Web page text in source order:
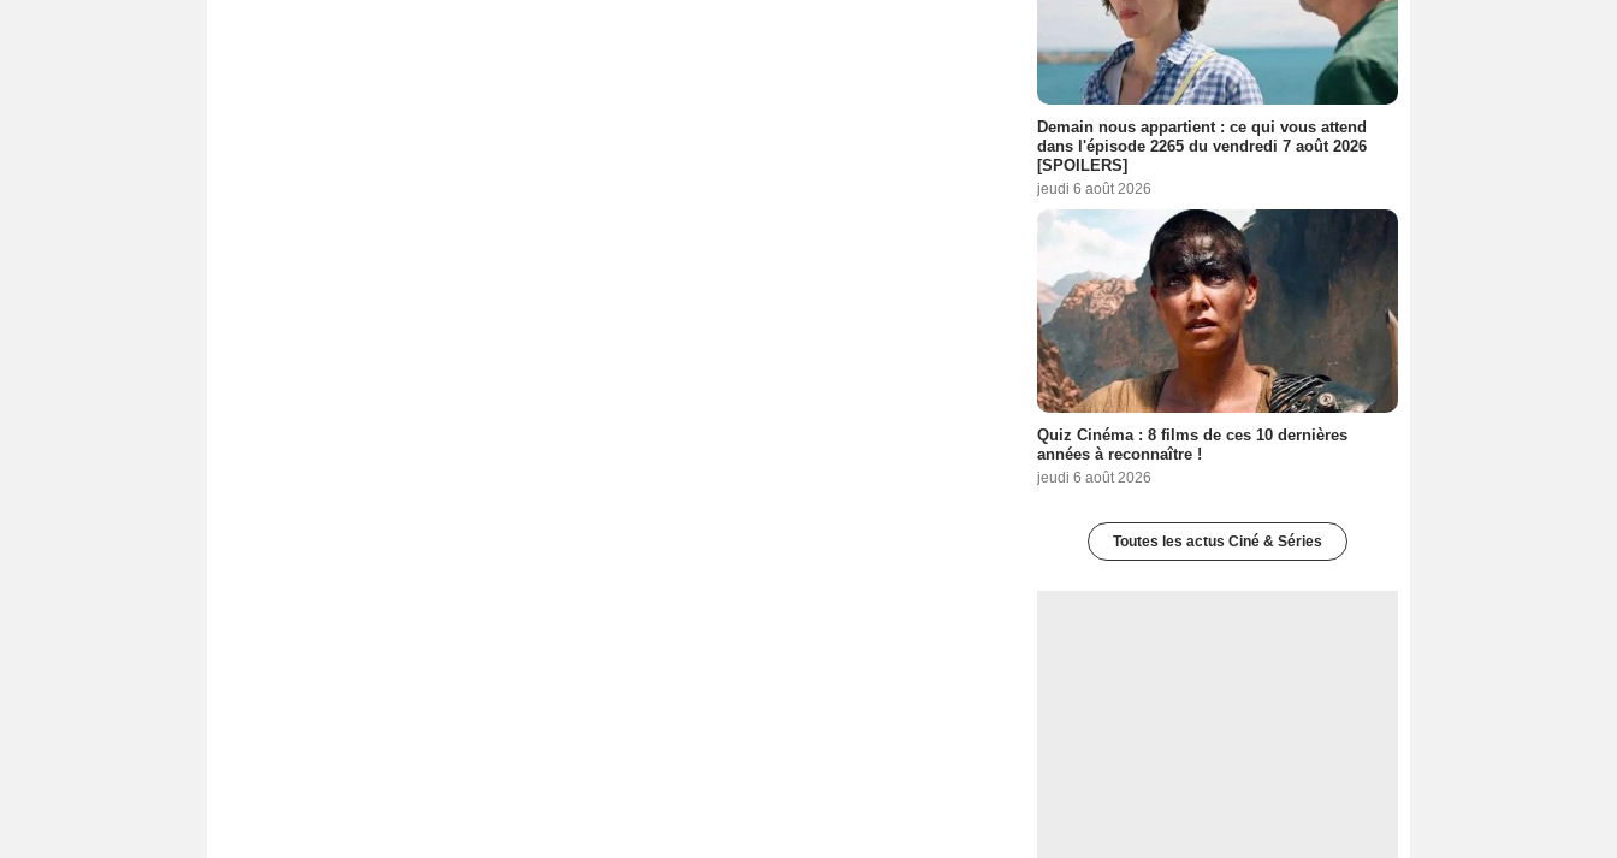
Demain nous appartient : ce qui vous attend
dans l'épisode 2265 du vendredi 7 août 2026
[SPOILERS]
jeudi 6 août 2026
Quiz Cinéma : 8 films de ces 10 dernières
années à reconnaître !
jeudi 6 août 2026
Toutes les actus Ciné & Séries